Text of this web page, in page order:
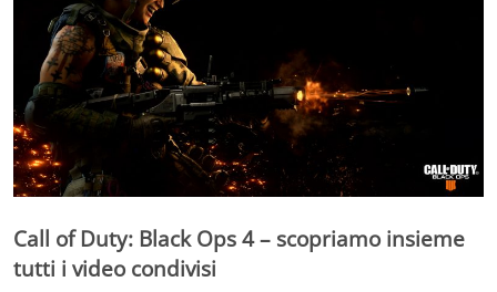
Call of Duty: Black Ops 4 – scopriamo insieme
tutti i video condivisi